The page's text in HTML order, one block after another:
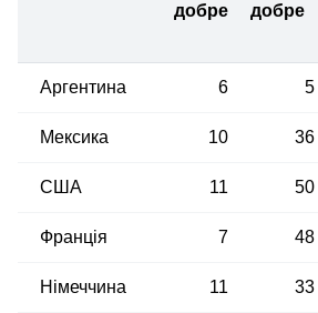
добре
добре
Аргентина 6 5
Мексика 10 36
США 11 50
Франція 7 48
Німеччина 11 33